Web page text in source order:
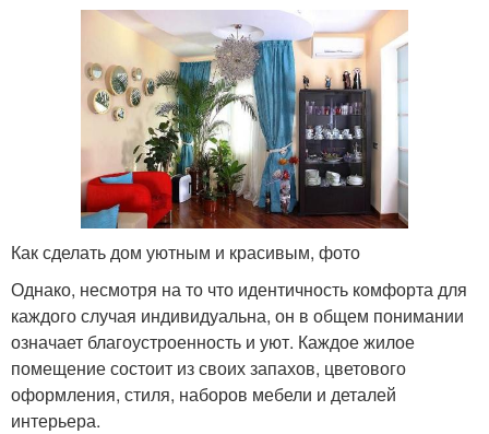
Как сделать дом уютным и красивым, фото
Однако, несмотря на то что идентичность комфорта для
каждого случая индивидуальна, он в общем понимании
означает благоустроенность и уют. Каждое жилое
помещение состоит из своих запахов, цветового
оформления, стиля, наборов мебели и деталей
интерьера.